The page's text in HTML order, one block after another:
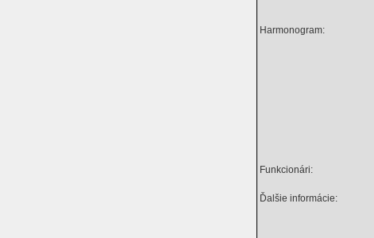
Harmonogram:
Funkcionári:
Ďalšie informácie: